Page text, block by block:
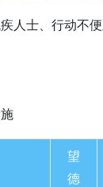
人士、行动不
望
德